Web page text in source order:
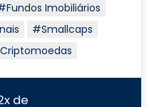
Imobiliários
#Smallcaps
de